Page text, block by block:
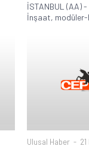
İSTANBUL (AA)
İnşaat, modüler-
Ulusal Haber